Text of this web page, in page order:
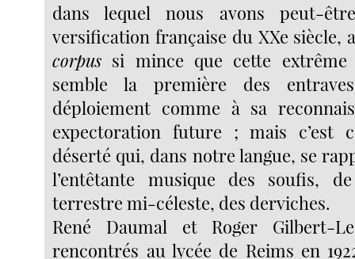
dans lequel nous avons peut-
versification française du XXe siècle,
corpus si mince que cette
semble la première des
déploiement comme à sa
expectoration future ; mais c’est
déserté qui, dans notre langue, se
l’entêtante musique des soufis,
terrestre mi-céleste, des derviches.
René Daumal et Roger Gilbert-
rencontrés au lycée de Reims en